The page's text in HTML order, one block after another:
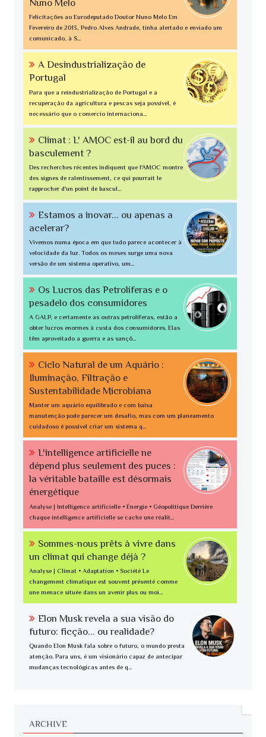
Nuno Melo
Felicitações ao Eurodeputado Doutor Nuno Melo Em
Fevereiro de 2013, Pedro Alves Andrade, tinha alertado e enviado um
comunicado, à S...
A Desindustrialização de
Portugal
Para que a reindustrialização de Portugal e a
recuperação da agricultura e pescas seja possível, é
necessário que o comercio internaciona...
Climat : L' AMOC est-il au bord du
basculement ?
Des recherches récentes indiquent que l'AMOC montre
des signes de ralentissement, ce qui pourrait le
rapprocher d'un point de bascul...
Estamos a inovar... ou apenas a
acelerar?
Vivemos numa época em que tudo parece acontecer à
velocidade da luz. Todos os meses surge uma nova
versão de um sistema operativo, um...
Os Lucros das Petrolíferas e o
pesadelo dos consumidores
A GALP, e certamente as outras petrolíferas, estão a
obter lucros enormes à custa dos consumidores. Elas
têm aproveitado a guerra e as sançõ...
Ciclo Natural de um Aquário :
Iluminação, Filtração e
Sustentabilidade Microbiana
Manter um aquário equilibrado e com baixa
manutenção pode parecer um desafio, mas com um planeamento
cuidadoso é possível criar um sistema q...
L'intelligence artificielle ne
dépend plus seulement des puces :
la véritable bataille est désormais
énergétique
Analyse | Intelligence artificielle • Énergie • Géopolitique Derrière
chaque intelligence artificielle se cache une réalit...
Sommes-nous prêts à vivre dans
un climat qui change déjà ?
Analyse | Climat • Adaptation • Société Le
changement climatique est souvent présenté comme
une menace située dans un avenir plus ou moi...
Elon Musk revela a sua visão do
futuro: ficção... ou realidade?
Quando Elon Musk fala sobre o futuro, o mundo presta
atenção. Para uns, é um visionário capaz de antecipar
mudanças tecnológicas antes de q...
ARCHIVE